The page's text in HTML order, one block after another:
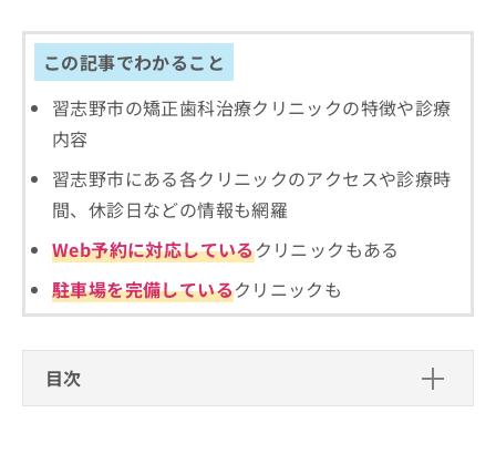
この記事でわかること
習志野市の矯正歯科治療クリニックの特徴や診療
内容
習志野市にある各クリニックのアクセスや診療時
間、休診日などの情報も網羅
Web予約に対応しているクリニックもある
駐車場を完備しているクリニックも
目次
す。
クリ
ニッ
クの
予
約・
症状
相談
はで
せん
ご了
承く
い。
料
情
の
し
み
は
こ
ら
請
こ
ら
無